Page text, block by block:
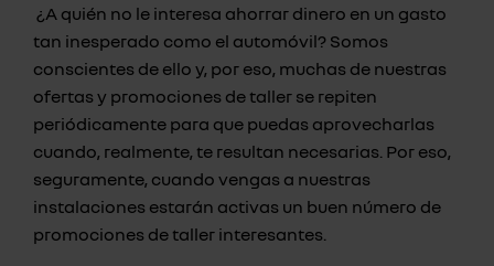
¿A quién no le interesa ahorrar dinero en un gasto
tan inesperado como el automóvil? Somos
conscientes de ello y, por eso, muchas de nuestras
ofertas y promociones de taller se repiten
periódicamente para que puedas aprovecharlas
cuando, realmente, te resultan necesarias. Por eso,
seguramente, cuando vengas a nuestras
instalaciones estarán activas un buen número de
promociones de taller interesantes.